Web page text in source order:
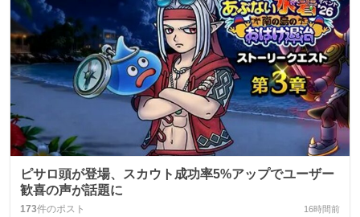
ピサロ頭が登場、スカウト成功率5%アップでユーザー
歓喜の声が話題に
173件のポスト 16時間前